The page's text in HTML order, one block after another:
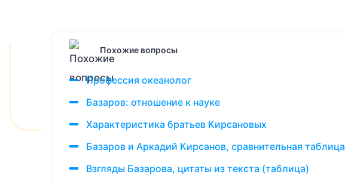
Похожие вопросы
Профессия океанолог
Базаров: отношение к науке
Характеристика братьев Кирсановых
Базаров и Аркадий Кирсанов, сравнительная таблица
Взгляды Базарова, цитаты из текста (таблица)